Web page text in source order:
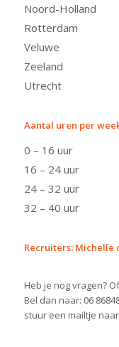
Noord-Holland
Rotterdam
Veluwe
Zeeland
Utrecht
Aantal uren per
0 – 16 uur
16 – 24 uur
24 – 32 uur
32 – 40 uur
Recruiters: Michelle
Heb je nog vragen?
Bel dan naar: 06
stuur een mailtje